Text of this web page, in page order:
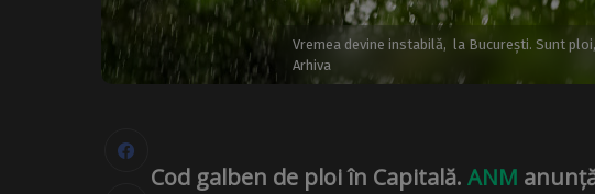
Vremea devine instabilă, la București. Sunt
Arhiva
Cod galben de ploi în Capitală. ANM